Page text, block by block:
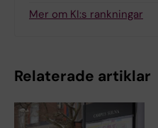
Mer om KI:s rankningar
Relaterade artiklar